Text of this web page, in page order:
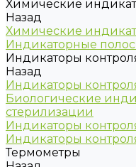
Химические
Назад
Химические
Индикаторные
Индикаторы
Назад
Индикаторы
Биологические
стерилизации
Индикаторы
Индикаторы
Термометры